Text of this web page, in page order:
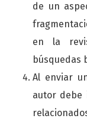
de un
en la
búsquedas
Al enviar
autor debe